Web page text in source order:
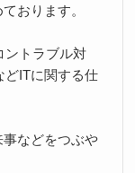
おります。
ントラブル対
どITに関する仕
などをつぶや